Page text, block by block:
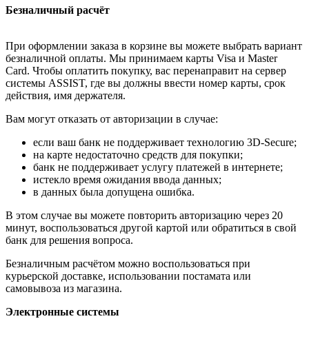
Безналичный расчёт
При оформлении заказа в корзине вы можете выбрать вариант
безналичной оплаты. Мы принимаем карты Visa и Master
Card. Чтобы оплатить покупку, вас перенаправит на сервер
системы ASSIST, где вы должны ввести номер карты, срок
действия, имя держателя.
Вам могут отказать от авторизации в случае:
если ваш банк не поддерживает технологию 3D-Secure;
на карте недостаточно средств для покупки;
банк не поддерживает услугу платежей в интернете;
истекло время ожидания ввода данных;
в данных была допущена ошибка.
В этом случае вы можете повторить авторизацию через 20
минут, воспользоваться другой картой или обратиться в свой
банк для решения вопроса.
Безналичным расчётом можно воспользоваться при
курьерской доставке, использовании постамата или
самовывоза из магазина.
Электронные системы